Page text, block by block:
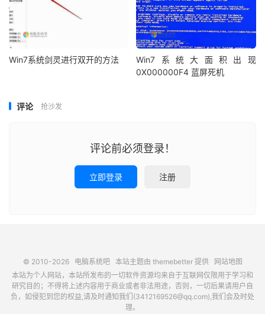
Win7系统剑灵进行双开的方法
Win7系统大面积出现
0X000000F4 蓝屏死机
评论 抢沙发
评论前必须登录！
立即登录 注册
© 2010-2026 电脑系统吧本站主题由 themebetter提供
网站地图
本站为个人网站，本站所发布的一切软件资源均来自于互联网仅限用于学习和
研究目的；不得将上述内容用于商业或者非法用途，否则，一切后果请用户自
负，如侵犯到您的权益,请及时通知我们(3412169526@qq.com),我们会及时处
理。